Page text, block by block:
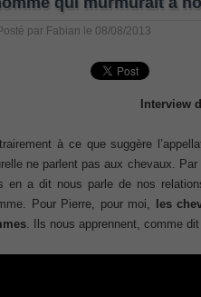
pdf
685
243
par Fabian le 08/08/2013
Interview
à ce que suggère
ne parlent pas aux chevaux. Par
en a dit nous parle de nos
Pour Pierre, pour moi,
les
. Ils nous apprennent, comme